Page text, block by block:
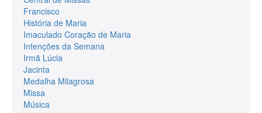
Francisco
História de Maria
Imaculado Coração de Maria
Intenções da Semana
Irmã Lúcia
Jacinta
Medalha Milagrosa
Missa
Música